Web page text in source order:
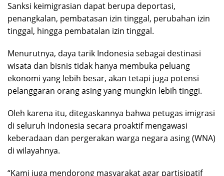
Sanksi keimigrasian dapat berupa deportasi,
penangkalan, pembatasan izin tinggal, perubahan izin
tinggal, hingga pembatalan izin tinggal.
Menurutnya, daya tarik Indonesia sebagai destinasi
wisata dan bisnis tidak hanya membuka peluang
ekonomi yang lebih besar, akan tetapi juga potensi
pelanggaran orang asing yang mungkin lebih tinggi.
Oleh karena itu, ditegaskannya bahwa petugas imigrasi
di seluruh Indonesia secara proaktif mengawasi
keberadaan dan pergerakan warga negara asing (WNA)
di wilayahnya.
“Kami juga mendorong masyarakat agar partisipatif